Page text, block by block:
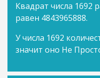
Квадрат числа 1692
равен 4843965888.
У числа 1692
значит оно Не